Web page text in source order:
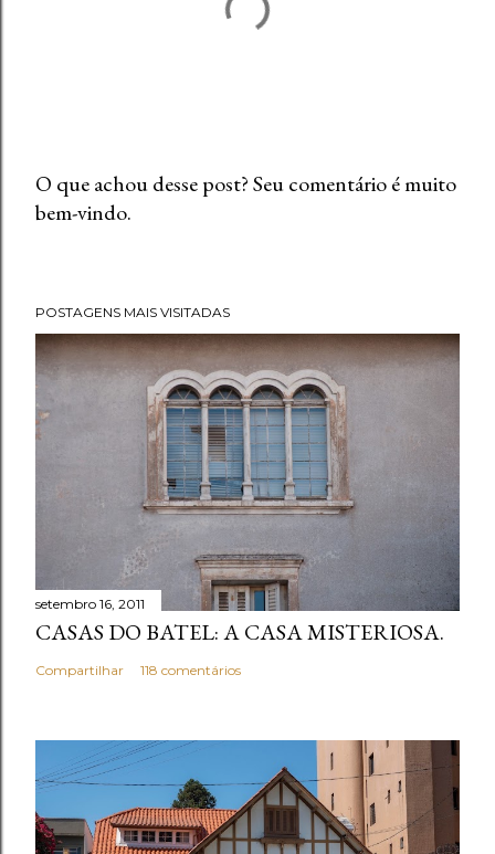
P
a
r
u
m
c
t
á
r
i
O que achou desse post? Seu comentário é muito
bem-vindo.
POSTAGENS MAIS VISITADAS
setembro 16, 2011
CASAS DO BATEL: A CASA MISTERIOSA.
Compartilhar 118 comentários